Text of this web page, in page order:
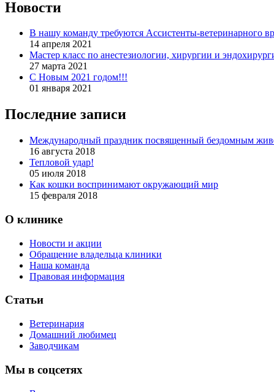
Новости
В нашу команду требуются Ассистенты-ветеринарного
14 апреля 2021
Мастер класс по анестезиологии, хирургии и
27 марта 2021
С Новым 2021 годом!!!
01 января 2021
Последние записи
Международный праздник посвященный бездомным
16 августа 2018
Тепловой удар!
05 июля 2018
Как кошки воспринимают окружающий мир
15 февраля 2018
О клинике
Новости и акции
Обращение владельца клиники
Наша команда
Правовая информация
Статьи
Ветеринария
Домашний любимец
Заводчикам
Мы в соцсетях